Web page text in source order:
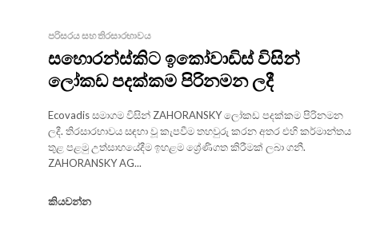
පරිසරය සහ තිරසාරභාවය
සහොරන්ස්කිට ඉකෝවාඩිස් විසින්
ලෝකඩ පදක්කම පිරිනමන ලදී
Ecovadis සමාගම විසින් ZAHORANSKY ලෝකඩ පදක්කම පිරිනමන
ලදී. තිරසාරභාවය සඳහා වූ කැපවීම තහවුරු කරන අතර එහි කර්මාන්තය
තුළ පළමු උත්සාහයේදීම ඉහළම ශ්‍රේණිගත කිරීමක් ලබා ගනී.
ZAHORANSKY AG...
කියවන්න